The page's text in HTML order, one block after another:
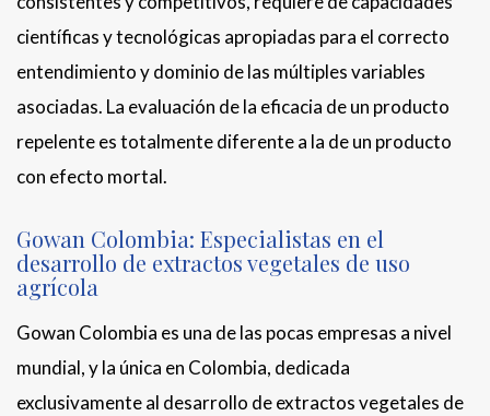
científicas y tecnológicas apropiadas para el correcto
entendimiento y dominio de las múltiples variables
asociadas. La evaluación de la eficacia de un producto
repelente es totalmente diferente a la de un producto
con efecto mortal.
Gowan Colombia: Especialistas en el
desarrollo de extractos vegetales de uso
agrícola
Gowan Colombia es una de las pocas empresas a nivel
mundial, y la única en Colombia, dedicada
exclusivamente al desarrollo de extractos vegetales de